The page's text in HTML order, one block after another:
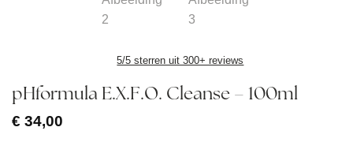
5/5 sterren uit 300+ reviews
pHformula E.X.F.O. Cleanse – 100ml
€ 34,00